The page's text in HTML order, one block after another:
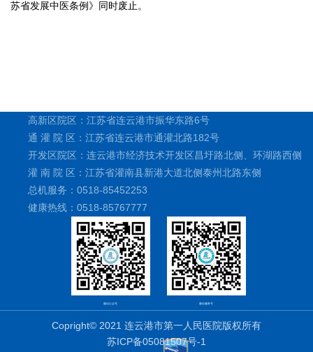
苏省发展中医条例》同时废止。
高新区院区：江苏省连云港市振华东路6号
通 灌 院 区：江苏省连云港市通灌北路182号
开发区院区：连云港市经济技术开发区昌圩路北侧、环湖路西侧
灌 南 院 区：江苏省灌南县新港大道北侧泰州北路东侧
总机服务：0518-85452253
健康热线：0518-85767777
微信公众号 微信服务号
Copright© 2021 连云港市第一人民医院版权所有
苏ICP备05081507号-1